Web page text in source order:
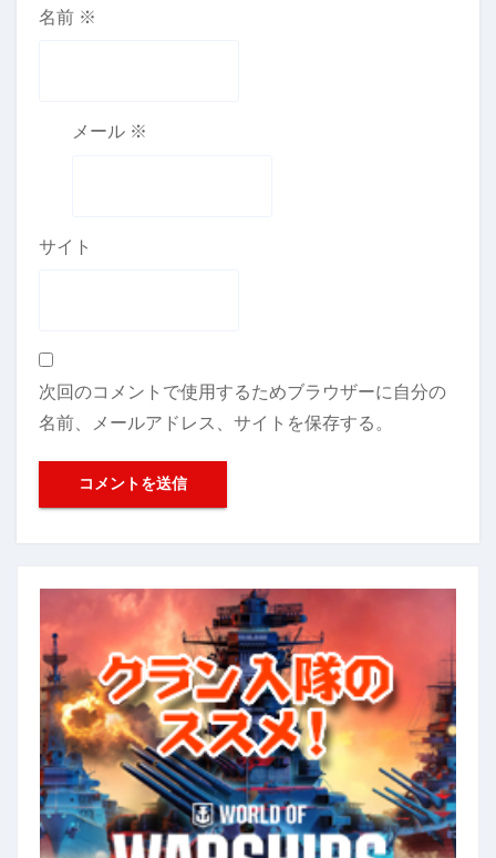
名前 ※
メール ※
サイト
次回のコメントで使用するためブラウザーに自分の
名前、メールアドレス、サイトを保存する。